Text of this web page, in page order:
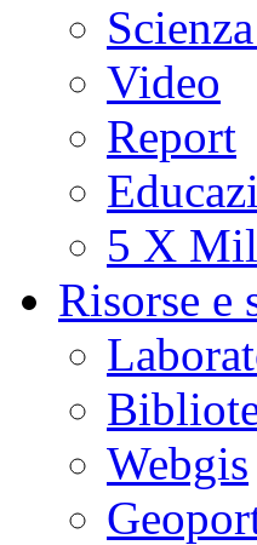
Video
Report
5 X
Risorse e
Webgis